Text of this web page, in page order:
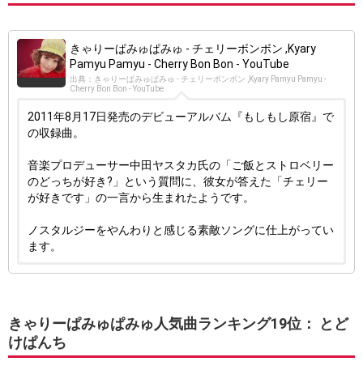
きゃりーぱみゅぱみゅ - チェリーボンボン ,Kyary
Pamyu Pamyu - Cherry Bon Bon - YouTube
出典：きゃりーぱみゅぱみゅ - チェリーボンボン ,Kyary Pamyu Pamyu -
Cherry Bon Bon - YouTube
2011年8月17日発売のデビューアルバム『もしもし原宿』で
の収録曲。
音楽プロデューサー中田ヤスタカ氏の「ご飯とストロベリー
のどっちが好き?」という質問に、彼女が答えた「チェリー
が好きです」の一言から生まれたようです。
ノスタルジーをやんわりと感じる素敵ソングに仕上がってい
ます。
きゃりーぱみゅぱみゅ人気曲ランキング19位： とど
けぱんち